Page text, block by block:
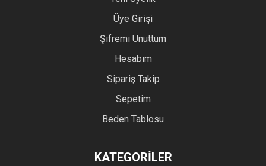
Üye Girişi
Şifremi Unuttum
Hesabım
Sipariş Takip
Sepetim
Beden Tablosu
KATEGORİLER